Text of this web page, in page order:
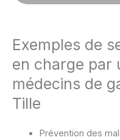
Exemples de
en charge par
médecins de
Tille
Prévention des